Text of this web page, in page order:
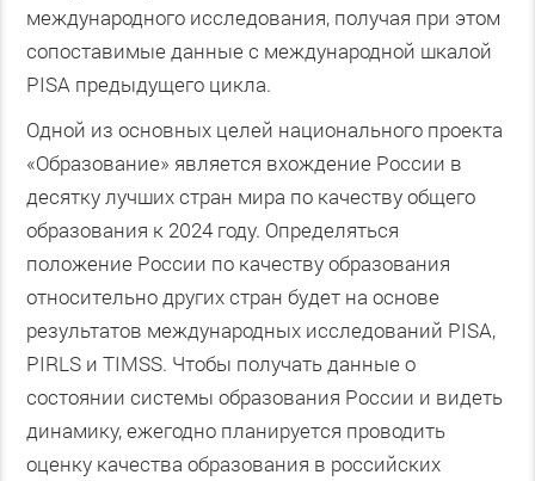
международного исследования, получая при этом
сопоставимые данные с международной шкалой
PISA предыдущего цикла.
Одной из основных целей национального проекта
«Образование» является вхождение России в
десятку лучших стран мира по качеству общего
образования к 2024 году. Определяться
положение России по качеству образования
относительно других стран будет на основе
результатов международных исследований PISA,
PIRLS и TIMSS. Чтобы получать данные о
состоянии системы образования России и видеть
динамику, ежегодно планируется проводить
оценку качества образования в российских